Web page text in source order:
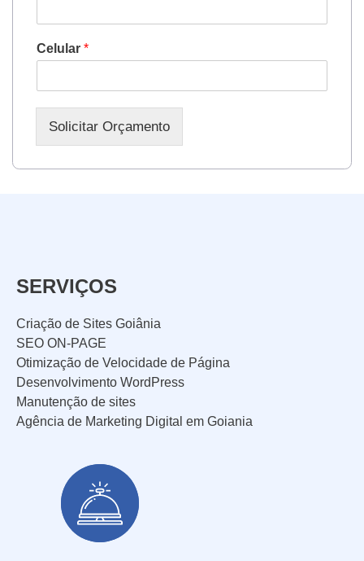
Celular *
Solicitar Orçamento
SERVIÇOS
Criação de Sites Goiânia
SEO ON-PAGE
Otimização de Velocidade de Página
Desenvolvimento WordPress
Manutenção de sites
Agência de Marketing Digital em Goiania